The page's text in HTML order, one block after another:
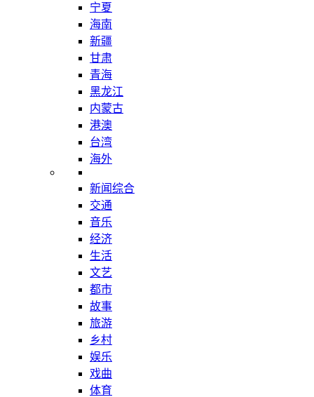
宁夏
海南
新疆
甘肃
青海
黑龙江
内蒙古
港澳
台湾
海外
新闻综合
交通
音乐
经济
生活
文艺
都市
故事
旅游
乡村
娱乐
戏曲
体育